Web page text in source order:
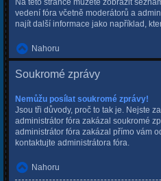
vedení fóra včetně moderátorů a
najít další informace jako například,
Nahoru
Soukromé zprávy
Nemůžu posílat soukromé zprávy!
Jsou tři důvody, proč to tak je. Nejste
administrátor fóra zakázal soukromé
administrátor fóra zakázal přímo vám
kontaktujte administrátora fóra.
Nahoru